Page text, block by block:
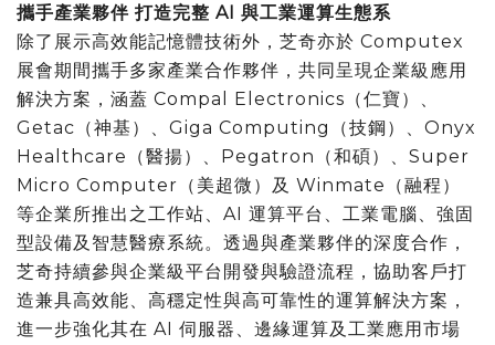
攜手產業夥伴 打造完整 AI 與工業運算生態系
除了展示高效能記憶體技術外，芝奇亦於 Computex
展會期間攜手多家產業合作夥伴，共同呈現企業級應用
解決方案，涵蓋 Compal Electronics（仁寶）、
Getac（神基）、Giga Computing（技鋼）、Onyx
Healthcare（醫揚）、Pegatron（和碩）、Super
Micro Computer（美超微）及 Winmate（融程）
等企業所推出之工作站、AI 運算平台、工業電腦、強固
型設備及智慧醫療系統。透過與產業夥伴的深度合作，
芝奇持續參與企業級平台開發與驗證流程，協助客戶打
造兼具高效能、高穩定性與高可靠性的運算解決方案，
進一步強化其在 AI 伺服器、邊緣運算及工業應用市場